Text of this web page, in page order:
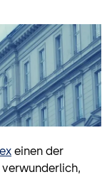
einen der